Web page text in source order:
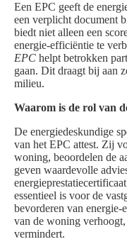
Een EPC geeft de
een verplicht document
biedt niet alleen een
energie-efficiëntie te
EPC helpt betrokken
gaan. Dit draagt bij aan
milieu.
Waarom is de rol van
De energiedeskundige
van het EPC attest. Zij
woning, beoordelen de
geven waardevolle
essentieel is voor de
bevorderen van
van de woning
vermindert.